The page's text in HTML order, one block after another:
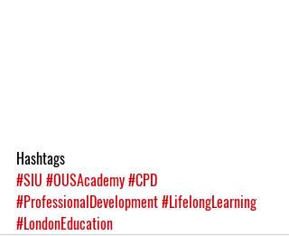
Hashtags
#SIU #OUSAcademy#CPD
#ProfessionalDevelopment#LifelongLearning
#LondonEducation